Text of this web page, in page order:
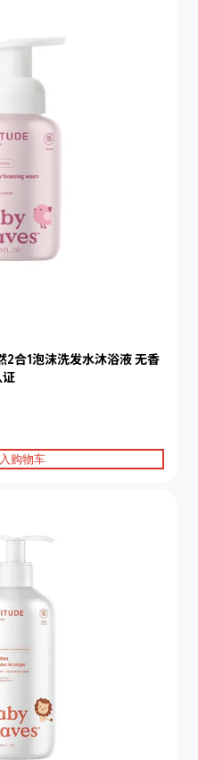
合1泡沫洗发水沐浴液 无香
购物车